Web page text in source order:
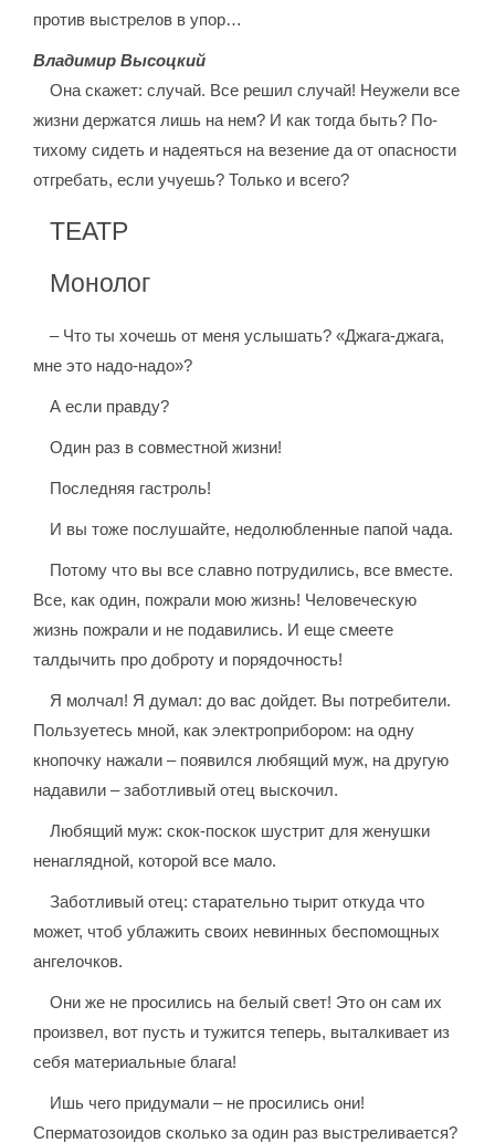
против выстрелов в упор…
Владимир Высоцкий
Она скажет: случай. Все решил случай! Неужели все
жизни держатся лишь на нем? И как тогда быть? По-
тихому сидеть и надеяться на везение да от опасности
отгребать, если учуешь? Только и всего?
ТЕАТР
Монолог
– Что ты хочешь от меня услышать? «Джага-джага,
мне это надо-надо»?
А если правду?
Один раз в совместной жизни!
Последняя гастроль!
И вы тоже послушайте, недолюбленные папой чада.
Потому что вы все славно потрудились, все вместе.
Все, как один, пожрали мою жизнь! Человеческую
жизнь пожрали и не подавились. И еще смеете
талдычить про доброту и порядочность!
Я молчал! Я думал: до вас дойдет. Вы потребители.
Пользуетесь мной, как электроприбором: на одну
кнопочку нажали – появился любящий муж, на другую
надавили – заботливый отец выскочил.
Любящий муж: скок-поскок шустрит для женушки
ненаглядной, которой все мало.
Заботливый отец: старательно тырит откуда что
может, чтоб ублажить своих невинных беспомощных
ангелочков.
Они же не просились на белый свет! Это он сам их
произвел, вот пусть и тужится теперь, выталкивает из
себя материальные блага!
Ишь чего придумали – не просились они!
Сперматозоидов сколько за один раз выстреливается?